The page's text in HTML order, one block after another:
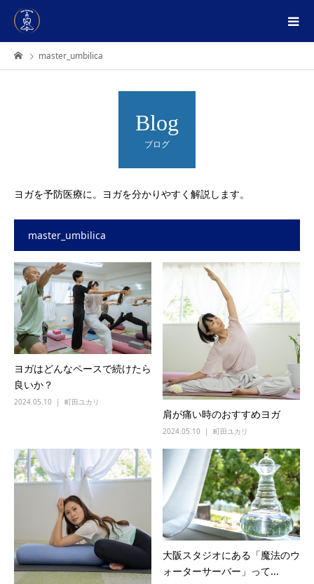
master_umbilica
Blog
ブログ
ヨガを予防医療に。ヨガを分かりやすく解説します。
master_umbilica
ヨガはどんなペースで続けたら
良いか？
2024.05.10 町田ユカリ
肩が痛い時のおすすめヨガ
2024.05.10 町田ユカリ
大阪スタジオにある「魔法のウ
ォーターサーバー」って...